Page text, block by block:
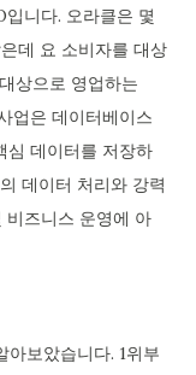
니다. 오라클은 몇
데 요 소비자를 대상
상으로 영업하는
업은 데이터베이스
심 데이터를 저장하
데이터 처리와 강력
즈니스 운영에 아
보았습니다. 1위부